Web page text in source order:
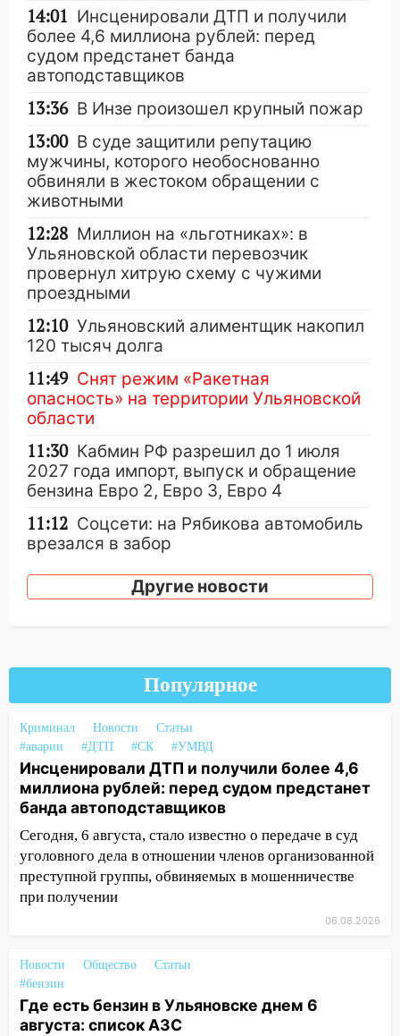
14:01 Инсценировали ДТП и получили
более 4,6 миллиона рублей: перед
судом предстанет банда
автоподставщиков
13:36 В Инзе произошел крупный пожар
13:00 В суде защитили репутацию
мужчины, которого необоснованно
обвиняли в жестоком обращении с
животными
12:28 Миллион на «льготниках»: в
Ульяновской области перевозчик
провернул хитрую схему с чужими
проездными
12:10 Ульяновский алиментщик накопил
120 тысяч долга
11:49 Снят режим «Ракетная
опасность» на территории Ульяновской
области
11:30 Кабмин РФ разрешил до 1 июля
2027 года импорт, выпуск и обращение
бензина Евро 2, Евро 3, Евро 4
11:12 Соцсети: на Рябикова автомобиль
врезался в забор
10:27 Где есть бензин в Ульяновске
днем 6 августа: список АЗС
В Старомайнском районе утонул
51-летний мужчина
09:50
В Ульяновске черный коршун
застрял в тепловозе
09:44 Ульяновские спасатели помогли
юному велосипедисту на улице
Чернышевского
08:21 В Заволжском районе украли два
велосипеда
07:18
06:00
юристы помогли женщине засудить УК
за плесень на стенах
Другие новости
Популярное
Криминал Новости
Статьи
#аварии
#ДТП #СК #УМВД
Инсценировали ДТП и получили более 4,6
миллиона рублей: перед судом предстанет
банда автоподставщиков
Сегодня, 6 августа, стало известно о передаче в суд
уголовного дела в отношении членов организованной
преступной группы, обвиняемых в мошенничестве
при получении
06.08.2026
Новости Общество
Статьи
#бензин
Где есть бензин в Ульяновске днем 6
августа: список АЗС